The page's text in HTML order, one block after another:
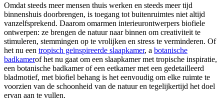
Omdat steeds meer mensen thuis werken en steeds meer tijd
binnenshuis doorbrengen, is toegang tot buitenruimtes niet altijd
vanzelfsprekend. Daarom omarmen interieurontwerpers biofiele
ontwerpen: ze brengen de natuur naar binnen om creativiteit te
stimuleren, stemmingen op te vrolijken en stress te verminderen. Of
het nu een tropisch geïnspireerde slaapkamer, a botanische
badkamerof het nu gaat om een slaapkamer met tropische inspiratie,
een botanische badkamer of een eetkamer met een gedetailleerd
bladmotief, met biofiel behang is het eenvoudig om elke ruimte te
voorzien van de schoonheid van de natuur en tegelijkertijd het doel
ervan aan te vullen.